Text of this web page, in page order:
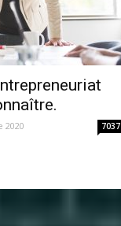
2020 7037